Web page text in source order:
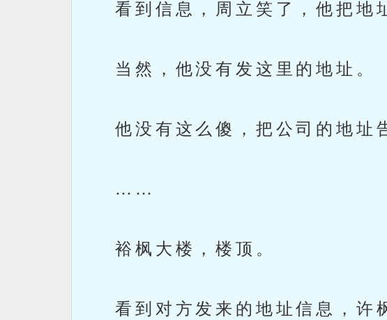
看到信息，周立笑了，他把地
当然，他没有发这里的地址。
他没有这么傻，把公司的地址
……
裕枫大楼，楼顶。
看到对方发来的地址信息，许